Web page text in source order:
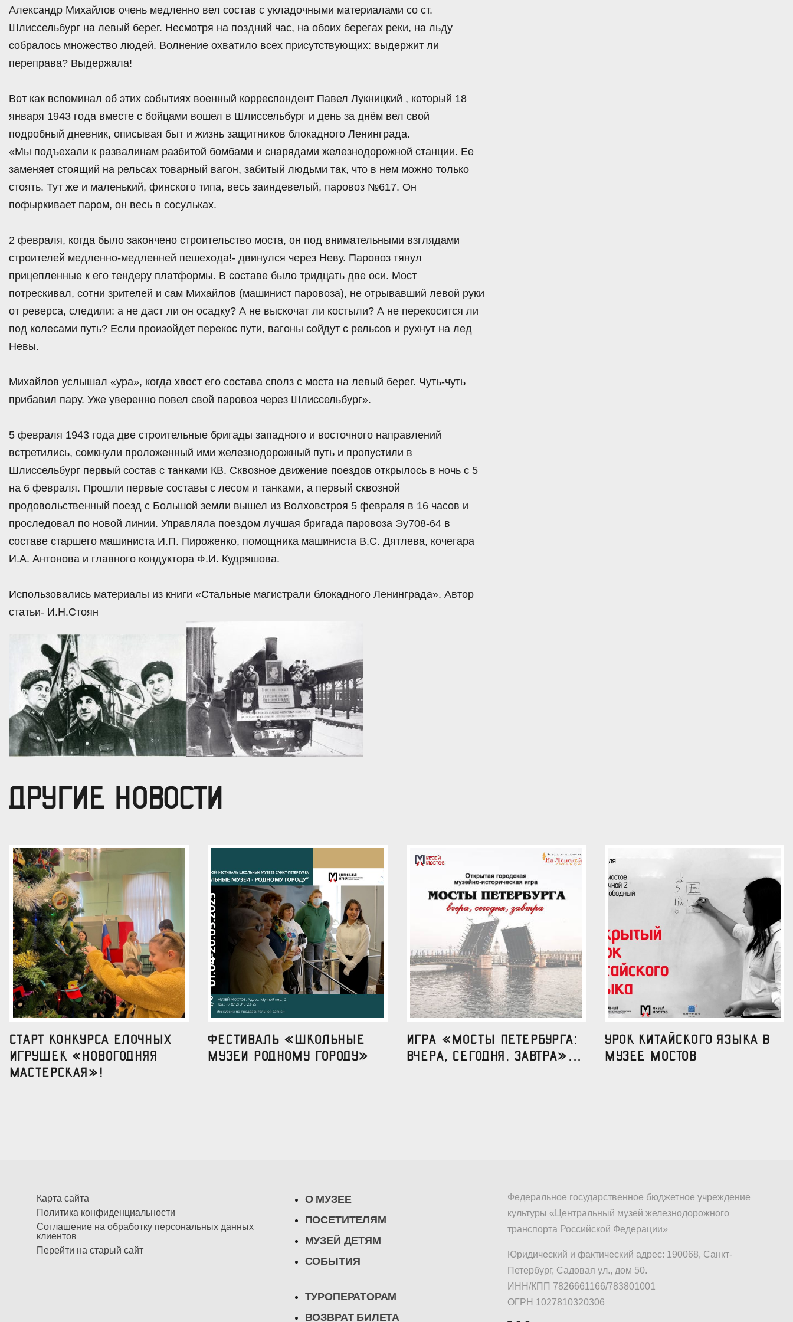
Александр Михайлов очень медленно вел состав с укладочными материалами со ст.
Шлиссельбург на левый берег. Несмотря на поздний час, на обоих берегах реки, на льду
собралось множество людей. Волнение охватило всех присутствующих: выдержит ли
переправа? Выдержала!
Вот как вспоминал об этих событиях военный корреспондент Павел Лукницкий , который 18
января 1943 года вместе с бойцами вошел в Шлиссельбург и день за днём вел свой
подробный дневник, описывая быт и жизнь защитников блокадного Ленинграда.
«Мы подъехали к развалинам разбитой бомбами и снарядами железнодорожной станции. Ее
заменяет стоящий на рельсах товарный вагон, забитый людьми так, что в нем можно только
стоять. Тут же и маленький, финского типа, весь заиндевелый, паровоз №617. Он
пофыркивает паром, он весь в сосульках.
2 февраля, когда было закончено строительство моста, он под внимательными взглядами
строителей медленно-медленней пешехода!- двинулся через Неву. Паровоз тянул
прицепленные к его тендеру платформы. В составе было тридцать две оси. Мост
потрескивал, сотни зрителей и сам Михайлов (машинист паровоза), не отрывавший левой руки
от реверса, следили: а не даст ли он осадку? А не выскочат ли костыли? А не перекосится ли
под колесами путь? Если произойдет перекос пути, вагоны сойдут с рельсов и рухнут на лед
Невы.
Михайлов услышал «ура», когда хвост его состава сполз с моста на левый берег. Чуть-чуть
прибавил пару. Уже уверенно повел свой паровоз через Шлиссельбург».
5 февраля 1943 года две строительные бригады западного и восточного направлений
встретились, сомкнули проложенный ими железнодорожный путь и пропустили в
Шлиссельбург первый состав с танками КВ. Сквозное движение поездов открылось в ночь с 5
на 6 февраля. Прошли первые составы с лесом и танками, а первый сквозной
продовольственный поезд с Большой земли вышел из Волховстроя 5 февраля в 16 часов и
проследовал по новой линии. Управляла поездом лучшая бригада паровоза Эу708-64 в
составе старшего машиниста И.П. Пироженко, помощника машиниста В.С. Дятлева, кочегара
И.А. Антонова и главного кондуктора Ф.И. Кудряшова.
Использовались материалы из книги «Стальные магистрали блокадного Ленинграда». Автор
статьи- И.Н.Стоян
ДРУГИЕ НОВОСТИ
Старт конкурса елочных
игрушек «Новогодняя
мастерская»!
Фестиваль «Школьные
музеи родному городу»
Игра «Мосты Петербурга:
вчера, сегодня, завтра»...
УРОК КИТАЙСКОГО ЯЗЫКА В
МУЗЕЕ МОСТОВ
Карта сайта
Политика конфиденциальности
Соглашение на обработку персональных данных
клиентов
Перейти на старый сайт
О МУЗЕЕ
ПОСЕТИТЕЛЯМ
МУЗЕЙ ДЕТЯМ
СОБЫТИЯ
ТУРОПЕРАТОРАМ
ВОЗВРАТ БИЛЕТА
Федеральное государственное бюджетное учреждение
культуры «Центральный музей железнодорожного
транспорта Российской Федерации»
Юридический и фактический адрес: 190068, Санкт-
Петербург, Садовая ул., дом 50.
ИНН/КПП 7826661166/783801001
ОГРН 1027810320306